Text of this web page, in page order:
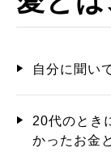
自分に聞い
20代のとき
かったお金